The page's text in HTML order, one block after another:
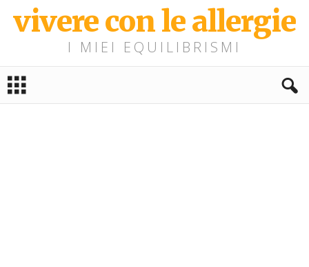
vivere con le allergie
I MIEI EQUILIBRISMI